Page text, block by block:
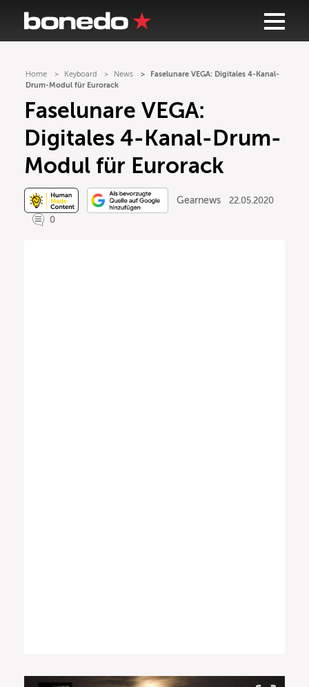
Home Keyboard News
Faselunare VEGA: Digitales 4-Kanal-
Drum-Modul für Eurorack
Faselunare VEGA:
Digitales 4-Kanal-Drum-
Modul für Eurorack
Gearnews
22.05.2020
0